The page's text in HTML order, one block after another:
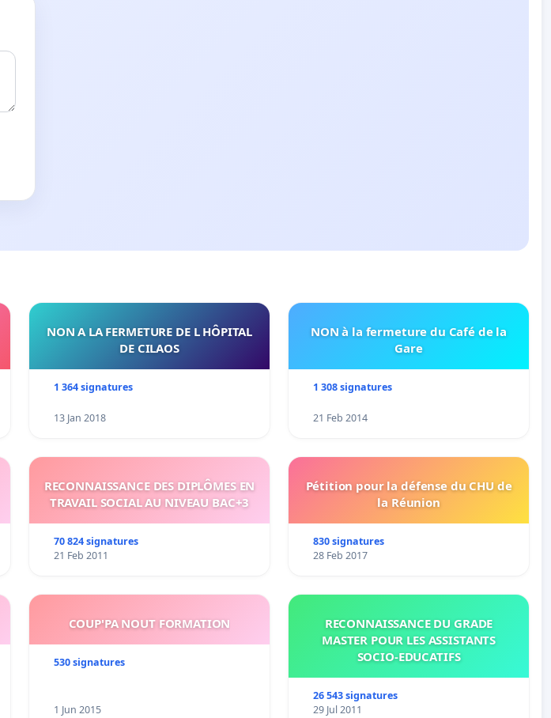
NON A LA FERMETURE DE L HÔPITAL
DE CILAOS
1 364 signatures
13 Jan 2018
NON à la fermeture du Café de la
Gare
1 308 signatures
21 Feb 2014
RECONNAISSANCE DES DIPLÔMES EN
TRAVAIL SOCIAL AU NIVEAU BAC+3
70 824 signatures
21 Feb 2011
Pétition pour la défense du CHU de
la Réunion
830 signatures
28 Feb 2017
COUP'PA NOUT FORMATION
530 signatures
1 Jun 2015
RECONNAISSANCE DU GRADE
MASTER POUR LES ASSISTANTS
SOCIO-EDUCATIFS
26 543 signatures
29 Jul 2011